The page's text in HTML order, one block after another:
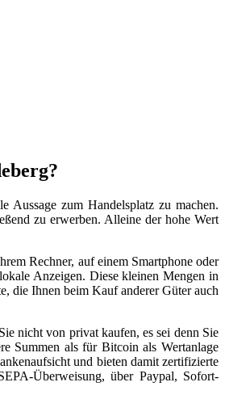
zum Handelsplatz zu machen.
zu erwerben. Alleine der hohe Wert
Rechner, auf einem Smartphone oder
Anzeigen. Diese kleinen Mengen in
die Ihnen beim Kauf anderer Güter auch
nicht von privat kaufen, es sei denn Sie
Summen als für Bitcoin als Wertanlage
und bieten damit zertifizierte
Überweisung, über Paypal, Sofort-